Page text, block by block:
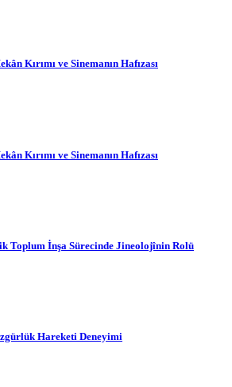
Kırımı ve Sinemanın Hafızası
Kırımı ve Sinemanın Hafızası
Toplum İnşa Sürecinde Jineolojînin Rolü
Hareketi Deneyimi